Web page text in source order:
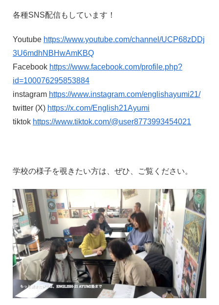
各種SNS配信もしています！
Youtube https://www.youtube.com/channel/UCP68zDDj
3U6mdhNBHwAmKBQ
Facebook https://www.facebook.com/profile.php?
id=100076295853884
instagram https://www.instagram.com/englishayumi21/
twitter (X) https://x.com/English21Ayumi
tiktok https://www.tiktok.com/@user8773993454021
学校の様子を覗きたい方は、ぜひ、ご覧ください。